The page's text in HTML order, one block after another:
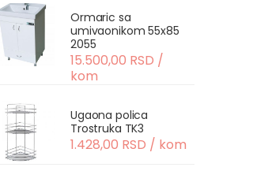
Ormaric sa
umivaonikom 55x85
2055
15.500,00 RSD /
kom
Ugaona polica
Trostruka TK3
1.428,00 RSD / kom